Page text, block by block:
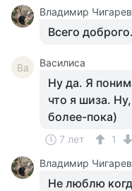
Владимир Чигарев
Всего доброго.
Ва Василиса
Ну да. Я
что я шиза.
более-пока)
7 лет
1
Владимир Чигарев
Не люблю